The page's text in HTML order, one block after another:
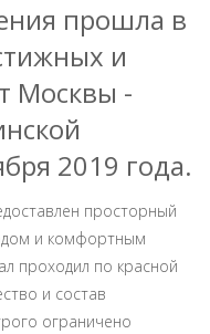
прошла в
и
Москвы -
2019 года.
просторный
и комфортным
проходил по красной
и состав
ограничено